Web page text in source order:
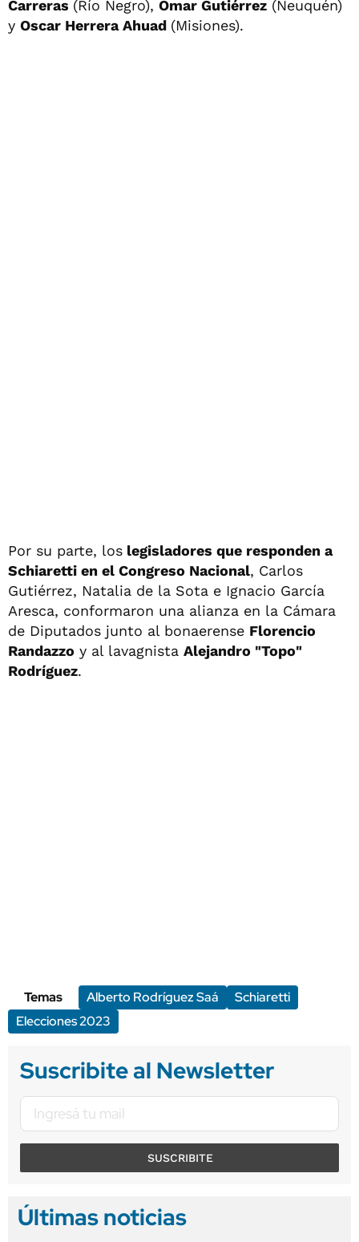
Carreras (Río Negro), Omar Gutiérrez (Neuquén)
y Oscar Herrera Ahuad (Misiones).
Por su parte, los legisladores que responden a
Schiaretti en el Congreso Nacional, Carlos
Gutiérrez, Natalia de la Sota e Ignacio García
Aresca, conformaron una alianza en la Cámara
de Diputados junto al bonaerense Florencio
Randazzo y al lavagnista Alejandro "Topo"
Rodríguez.
Temas Alberto Rodríguez Saá
Schiaretti
Elecciones 2023
Suscribite al Newsletter
SUSCRIBITE
Últimas noticias